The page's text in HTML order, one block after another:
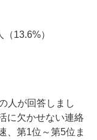
13.6%）
人が回答しまし
に欠かせない連絡
、第1位～第5位ま